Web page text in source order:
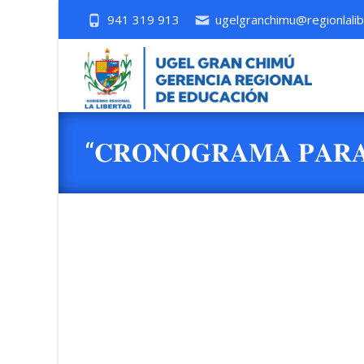
941 319 913
“𝐂𝐑𝐎𝐍𝐎𝐆𝐑𝐀𝐌𝐀 𝐏𝐀𝐑𝐀